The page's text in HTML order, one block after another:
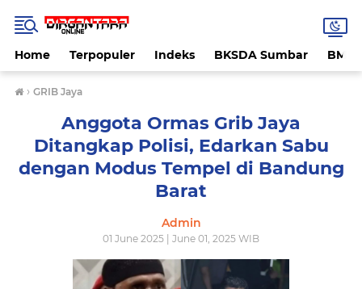
Home Terpopuler Indeks BKSDA Sumbar
› GRIB Jaya
Anggota Ormas Grib Jaya
Ditangkap Polisi, Edarkan Sabu
dengan Modus Tempel di Bandung
Barat
Admin
01 June 2025 | June 01, 2025 WIB